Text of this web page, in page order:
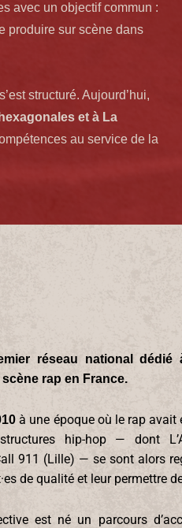
avec un objectif commun :
produire sur scène dans
structuré. Aujourd’hui,
et à La
au service de la
réseau national dédié
rap en France.
à une époque où le rap avait
hip-hop — dont
911 (Lille) — se sont alors
de qualité et leur permettre
est né un parcours